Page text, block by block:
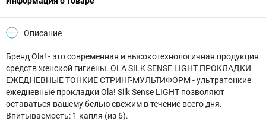
Описание
Бренд Ola! - это современная и высокотехнологичная продукция
средств женской гигиены. OLA SILK SENSE LIGHT ПРОКЛАДКИ
ЕЖЕДНЕВНЫЕ ТОНКИЕ СТРИНГ-МУЛЬТИФОРМ - ультратонкие
ежедневные прокладки Ola! Silk Sense LIGHT позволяют
оставаться вашему белью свежим в течение всего дня.
Впитываемость: 1 капля (из 6).